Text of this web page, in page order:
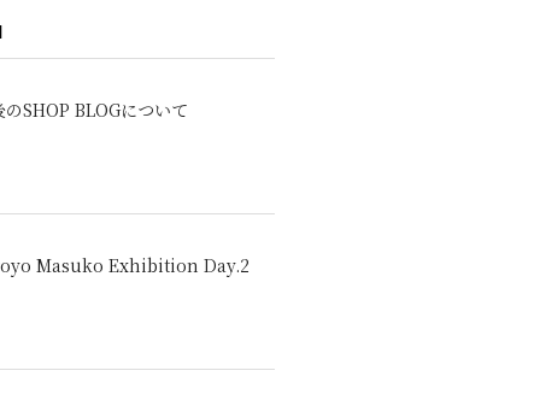
のSHOP BLOGについて
Masuko Exhibition Day.2